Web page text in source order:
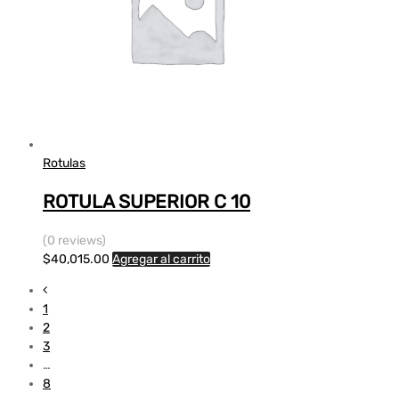
Rotulas
ROTULA SUPERIOR C 10
(0 reviews)
$40,015.00 Agregar al carrito
1
2
3
…
8